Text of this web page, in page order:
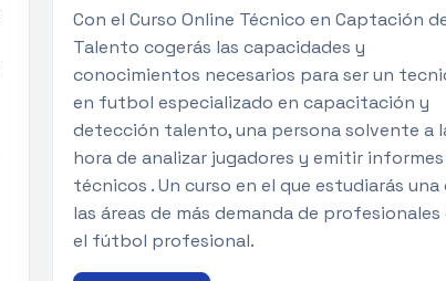
Con el Curso Online Técnico en Captación
Talento cogerás las capacidades y
conocimientos necesarios para ser un
en futbol especializado en capacitación y
detección talento, una persona solvente a
hora de analizar jugadores y emitir informes
técnicos . Un curso en el que estudiarás una
las áreas de más demanda de profesionales
el fútbol profesional.